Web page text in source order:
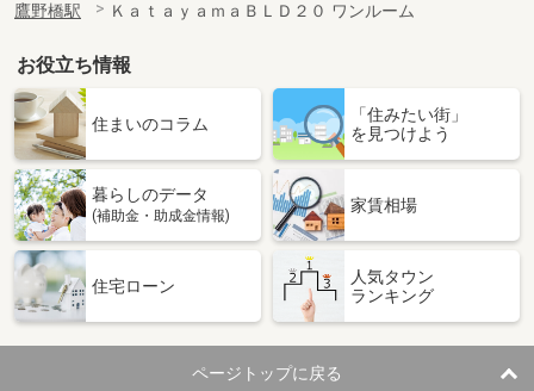
鷹野橋駅
ＫａｔａｙａｍａＢＬＤ２０ ワンルーム
お役立ち情報
住まいのコラム
「住みたい街」
を見つけよう
暮らしのデータ
(補助金・助成金情報)
家賃相場
住宅ローン
人気タウン
ランキング
ページトップに戻る